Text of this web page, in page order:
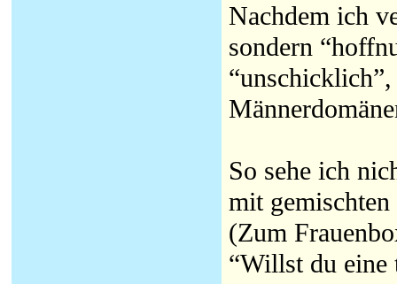
Nachdem ich
sondern
So sehe ich
mit
(Zum
“Willst du eine